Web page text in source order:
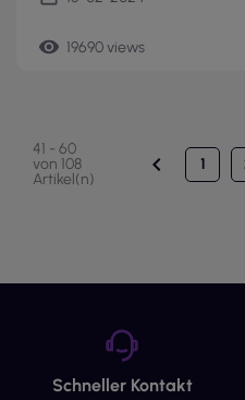
remove_red_eye 19690 views
41 - 60
von 108
Artikel(n)
 1
Schneller Kontakt